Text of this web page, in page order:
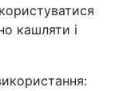
кашляти і